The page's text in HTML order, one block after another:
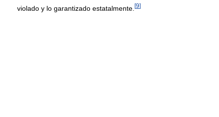
violado y lo garantizado estatalmente. [9]